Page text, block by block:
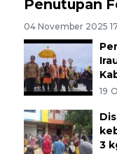
Penutupan
04 November 2025
19
3